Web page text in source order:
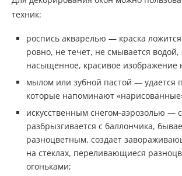
техник:
роспись акварелью — краска
ровно, не течет, не смывается водой,
насыщенное, красивое изображение
мылом или зубной пастой — удается
которые напоминают
искусственным снегом-аэрозолью —
разбрызгивается с баллончика,
разноцветным, создает
на стеклах, переливающиеся
огоньками;